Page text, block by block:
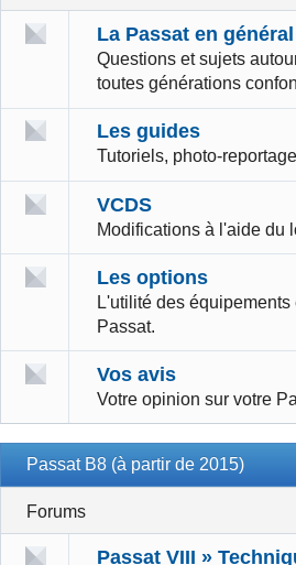
La Passat en général
Questions et sujets
toutes générations
Les guides
Tutoriels, photo-
VCDS
Modifications à l'aide du
Les options
L'utilité des
Passat.
Vos avis
Votre opinion sur votre
Passat B8 (à partir de 2015)
Forums
Passat VIII »